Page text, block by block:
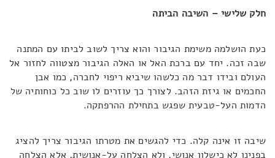
חלק שלישי – השיבה הביתה
כעת הושלמה משימת הגיבור והוא צריך לשוב לביתו עם המתנה
שבה זכה. יחד עם ברכת האל או האלה הגיבור מצטווה לחזור אל
העולם ובידו דבר מה כלשהו שיביא ריפוי לחברה, כמו אבן
החכמים או גיזת הזהב. לצורך כך עוזרים לו שוב כל כוחותיה של
הדמות העל-טבעית שפגש בתחילת ההרפתקה.
שיבה זו אינה קלה. כדי להגשים את מטרתו הגיבור צריך להציג
בפנינו לא כישלון אנושי, ולא הצלחה על-אנושית, אלא הצלחה